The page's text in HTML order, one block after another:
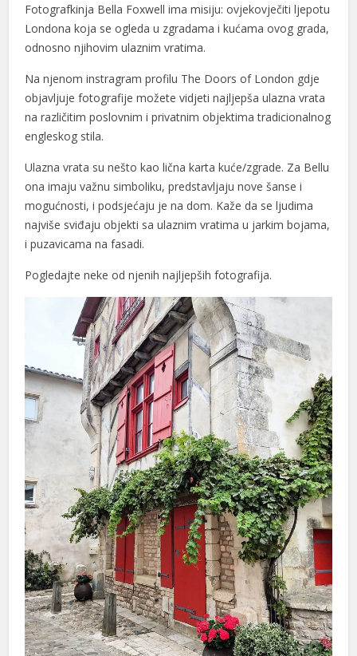
Fotografkinja Bella Foxwell ima misiju: ovjekovječiti ljepotu
Londona koja se ogleda u zgradama i kućama ovog grada,
odnosno njihovim ulaznim vratima.
Na njenom instragram profilu The Doors of London gdje
objavljuje fotografije možete vidjeti najljepša ulazna vrata
na različitim poslovnim i privatnim objektima tradicionalnog
engleskog stila.
Ulazna vrata su nešto kao lična karta kuće/zgrade. Za Bellu
ona imaju važnu simboliku, predstavljaju nove šanse i
mogućnosti, i podsjećaju je na dom. Kaže da se ljudima
najviše sviđaju objekti sa ulaznim vratima u jarkim bojama,
i puzavicama na fasadi.
Pogledajte neke od njenih najljepših fotografija.